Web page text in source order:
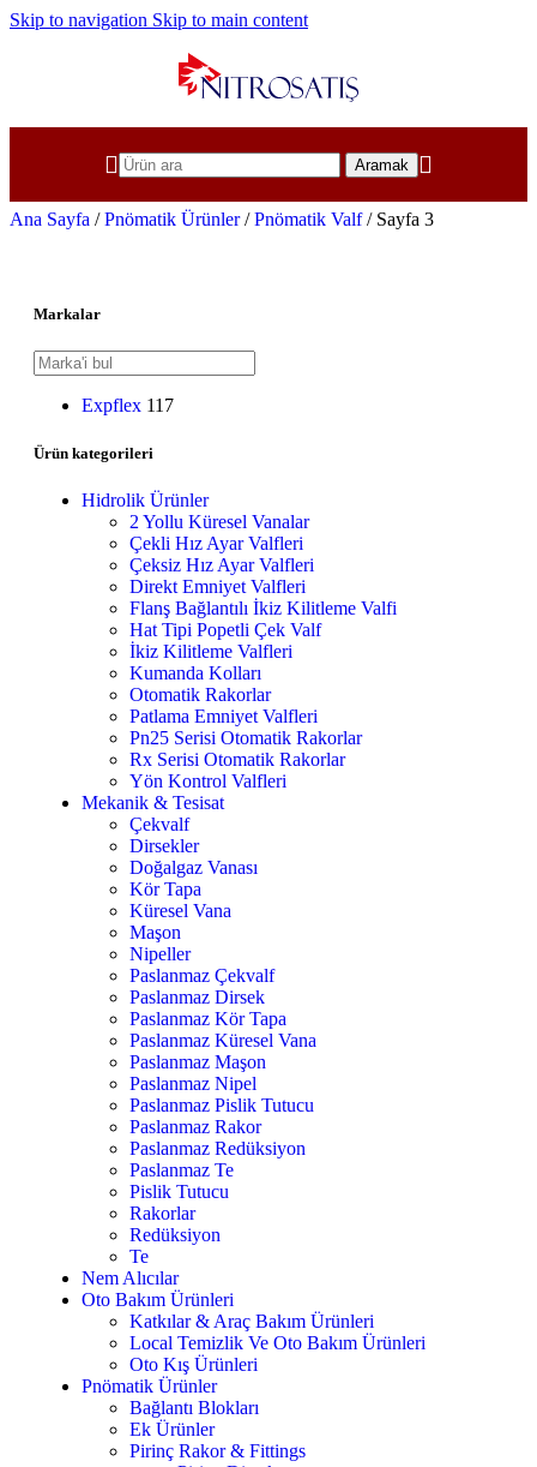
Skip to navigation Skip to main content
Aramak
Ana Sayfa / Pnömatik Ürünler/ Pnömatik Valf/ Sayfa 3
Markalar
Expflex 117
Ürün kategorileri
Hidrolik Ürünler
2 Yollu Küresel Vanalar
Çekli Hız Ayar Valfleri
Çeksiz Hız Ayar Valfleri
Direkt Emniyet Valfleri
Flanş Bağlantılı İkiz Kilitleme Valfi
Hat Tipi Popetli Çek Valf
İkiz Kilitleme Valfleri
Kumanda Kolları
Otomatik Rakorlar
Patlama Emniyet Valfleri
Pn25 Serisi Otomatik Rakorlar
Rx Serisi Otomatik Rakorlar
Yön Kontrol Valfleri
Mekanik & Tesisat
Çekvalf
Dirsekler
Doğalgaz Vanası
Kör Tapa
Küresel Vana
Maşon
Nipeller
Paslanmaz Çekvalf
Paslanmaz Dirsek
Paslanmaz Kör Tapa
Paslanmaz Küresel Vana
Paslanmaz Maşon
Paslanmaz Nipel
Paslanmaz Pislik Tutucu
Paslanmaz Rakor
Paslanmaz Redüksiyon
Paslanmaz Te
Pislik Tutucu
Rakorlar
Redüksiyon
Te
Nem Alıcılar
Oto Bakım Ürünleri
Katkılar & Araç Bakım Ürünleri
Local Temizlik Ve Oto Bakım Ürünleri
Oto Kış Ürünleri
Pnömatik Ürünler
Bağlantı Blokları
Ek Ürünler
Pirinç Rakor & Fittings